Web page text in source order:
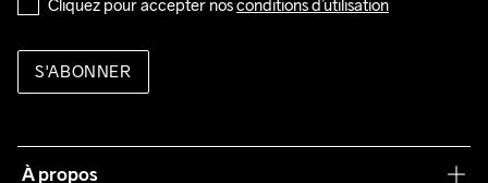
Cliquez pour accepter nos conditions d’utilisation
S'ABONNER
À propos